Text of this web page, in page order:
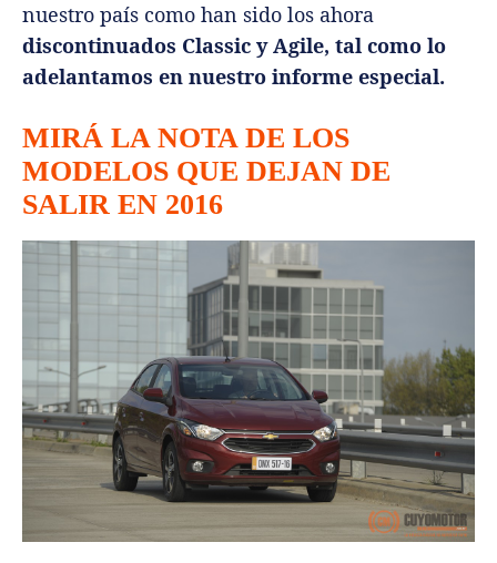
nuestro país como han sido los ahora
discontinuados Classic y Agile, tal como lo
adelantamos en nuestro informe especial.
MIRÁ LA NOTA DE LOS
MODELOS QUE DEJAN DE
SALIR EN 2016